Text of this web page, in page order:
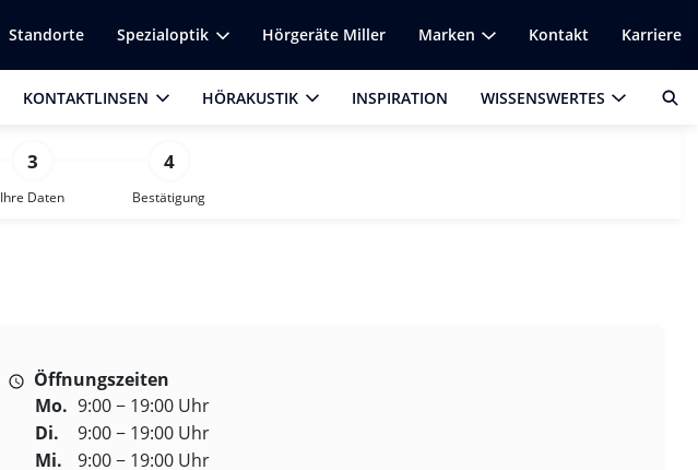
Standorte Spezialoptik Hörgeräte Miller Marken Kontakt Karriere
KONTAKTLINSEN HÖRAKUSTIK INSPIRATION WISSENSWERTES
3
Ihre Daten
4
Bestätigung
Öffnungszeiten
Mo. 9:00 − 19:00 Uhr
Di.
9:00 − 19:00 Uhr
Mi.
9:00 − 19:00 Uhr